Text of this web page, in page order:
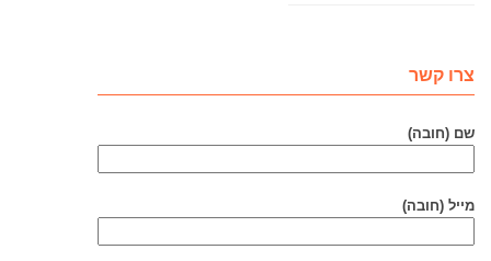
צרו קשר
שם (חובה)
מייל (חובה)